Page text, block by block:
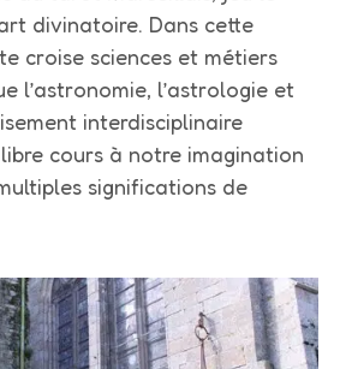
divinatoire. Dans cette
croise sciences et métiers
l’astronomie, l’astrologie et
interdisciplinaire
cours à notre imagination
significations de